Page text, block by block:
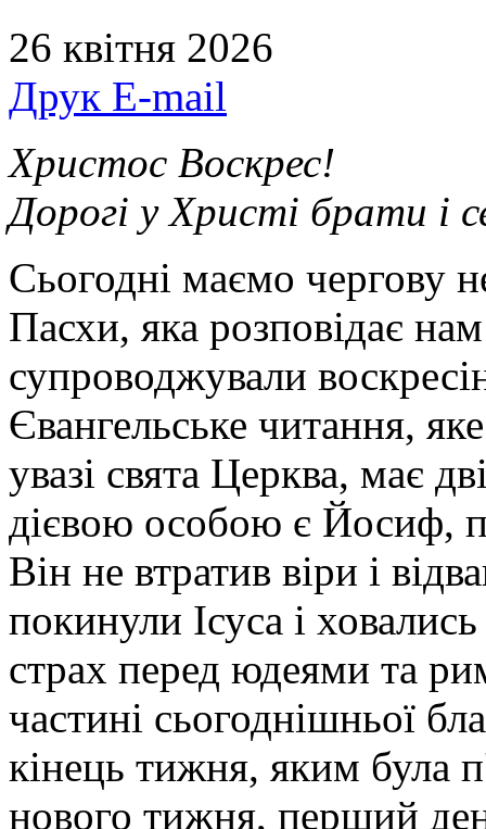
26 квітня 2026
Друк E-mail
Христос Воскрес!
Дорогі у Христі брати і
Сьогодні маємо чергову
Пасхи, яка розповідає
супроводжували
Євангельське читання,
увазі свята Церква, має
дієвою особою є Йосиф,
Він не втратив віри і
покинули Ісуса і
страх перед юдеями та
частині сьогоднішньої
кінець тижня, яким була
нового тижня, перший